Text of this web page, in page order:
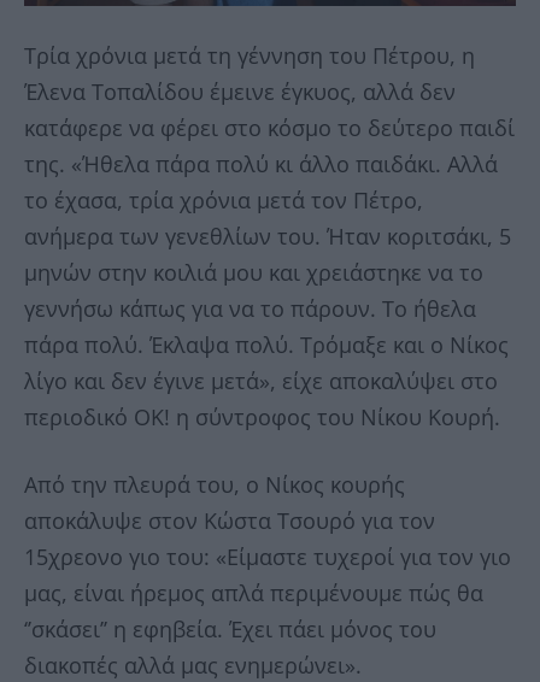
Τρία χρόνια μετά τη γέννηση του Πέτρου, η
Έλενα Τοπαλίδου έμεινε έγκυος, αλλά δεν
κατάφερε να φέρει στο κόσμο το δεύτερο παιδί
της. «Ήθελα πάρα πολύ κι άλλο παιδάκι. Αλλά
το έχασα, τρία χρόνια μετά τον Πέτρο,
ανήμερα των γενεθλίων του. Ήταν κοριτσάκι, 5
μηνών στην κοιλιά μου και χρειάστηκε να το
γεννήσω κάπως για να το πάρουν. Το ήθελα
πάρα πολύ. Έκλαψα πολύ. Τρόμαξε και ο Νίκος
λίγο και δεν έγινε μετά», είχε αποκαλύψει στο
περιοδικό ΟΚ! η σύντροφος του Νίκου Κουρή.
Από την πλευρά του, ο Νίκος κουρής
αποκάλυψε στον Κώστα Τσουρό για τον
15χρεονο γιο του: «Είμαστε τυχεροί για τον γιο
μας, είναι ήρεμος απλά περιμένουμε πώς θα
‘’σκάσει’’ η εφηβεία. Έχει πάει μόνος του
διακοπές αλλά μας ενημερώνει».